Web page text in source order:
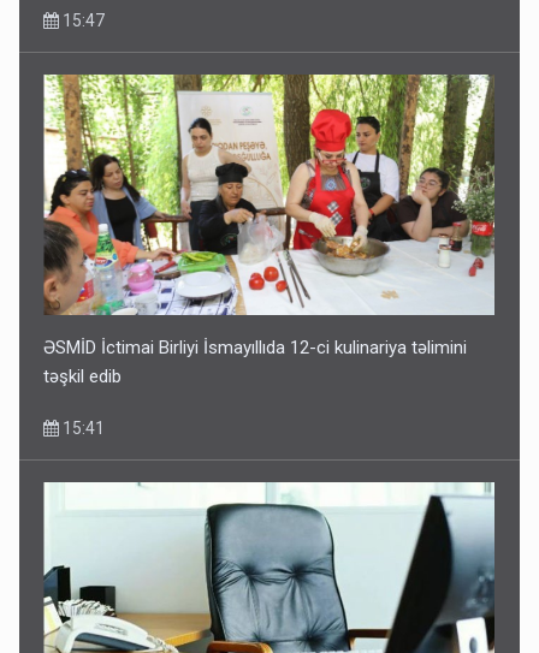
15:47
ƏSMİD İctimai Birliyi İsmayıllıda 12-ci kulinariya təlimini
təşkil edib
15:41